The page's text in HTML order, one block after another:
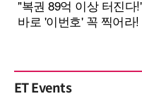
ET Events